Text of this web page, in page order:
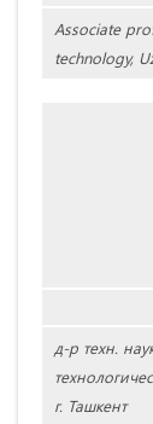
Associate
technology,
д-р техн.
г. Ташкент